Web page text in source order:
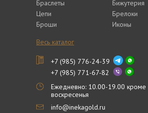
Браслеты
Цепи
Броши
Бижутерия
Брелоки
Иконы
Весь каталог
+7 (985) 776-24-39
+7 (985) 771-67-82
Ежедневно: 10.00-19.00 кроме
воскресенья
info@inekagold.ru